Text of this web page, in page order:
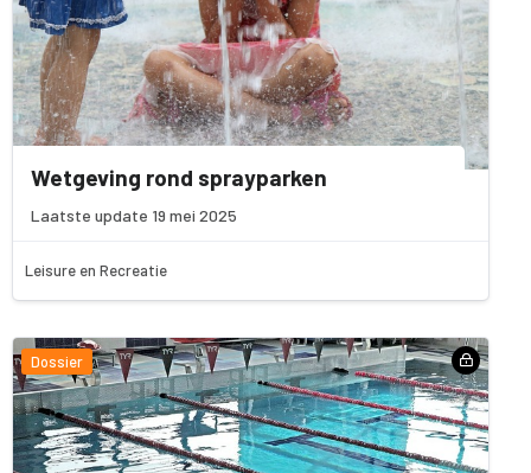
Wetgeving rond sprayparken
Laatste update 19 mei 2025
Leisure en Recreatie
Dossier